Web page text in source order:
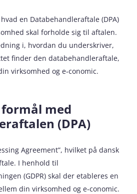
en Databehandleraftale (DPA)
skal forholde sig til aftalen.
i, hvordan du underskriver,
finder den databehandleraftale,
virksomhed og e‑conomic.
med
(DPA)
Agreement”, hvilket på dansk
I henhold til
(GDPR) skal der etableres en
din virksomhed og e‑conomic.